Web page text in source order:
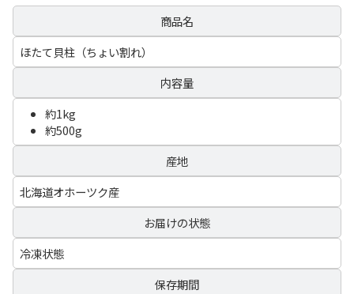
商品名
ほたて貝柱（ちょい割れ）
内容量
約1kg
約500g
産地
北海道オホーツク産
お届けの状態
冷凍状態
保存期間